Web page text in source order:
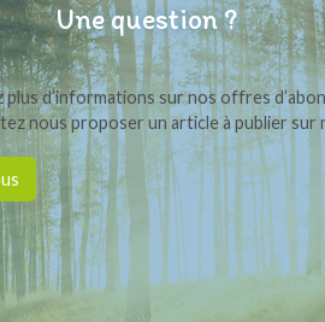
Une question ?
plus d’informations sur nos offres
nous proposer un article à publier sur